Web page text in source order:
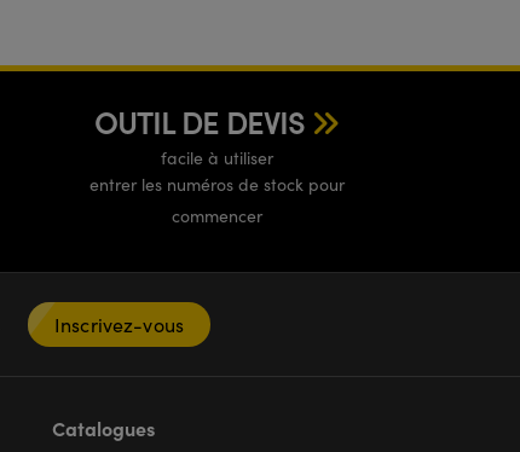
OUTIL DE DEVIS
facile à utiliser
entrer les numéros de stock pour
commencer
Inscrivez-vous
Catalogues